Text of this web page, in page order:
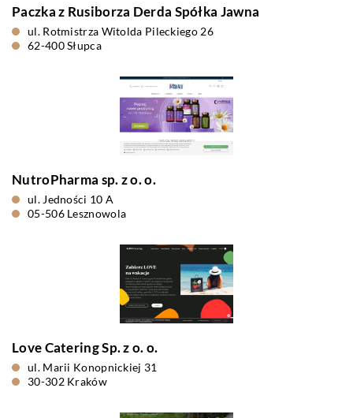
Paczka z Rusiborza Derda Spółka Jawna
ul. Rotmistrza Witolda Pileckiego 26
62-400 Słupca
NutroPharma sp. z o. o.
ul. Jedności 10 A
05-506 Lesznowola
Love Catering Sp. z o. o.
ul. Marii Konopnickiej 31
30-302 Kraków